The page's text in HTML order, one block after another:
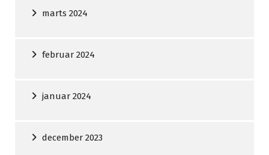
marts 2024
februar 2024
januar 2024
december 2023